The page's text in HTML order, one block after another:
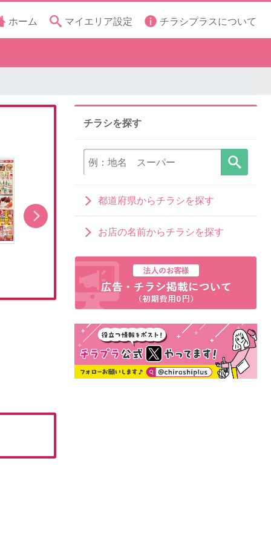
ホーム マイエリア設定 チラシプラスについて
本日公開中のチラシ
チラシを探す
都道府県からチラシを探す
お店の名前からチラシを探す